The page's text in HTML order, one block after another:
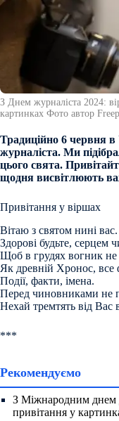
З Днем журналіста 2024:
картинках Фото автор
Традиційно 6 червня
журналіста. Ми
цього свята.
щодня висвітлюють
Привітання у віршах
Вітаю з святом нині вас.
Здорові будьте, серцем
Щоб в грудях вогник не
Як древній Хронос, все
Події, факти, імена.
Перед чиновниками не
Нехай тремтять від Вас
***
Рекомендуємо
З Міжнародним днем
привітання у